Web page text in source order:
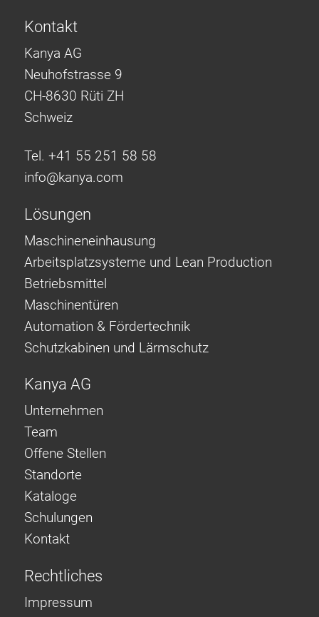
Kontakt
Kanya AG
Neuhofstrasse 9
CH-8630 Rüti ZH
Schweiz
Tel. +41 55 251 58 58
info@kanya.com
Lösungen
Maschineneinhausung
Arbeitsplatzsysteme und Lean Production
Betriebsmittel
Maschinentüren
Automation & Fördertechnik
Schutzkabinen und Lärmschutz
Kanya AG
Unternehmen
Team
Offene Stellen
Standorte
Kataloge
Schulungen
Kontakt
Rechtliches
Impressum